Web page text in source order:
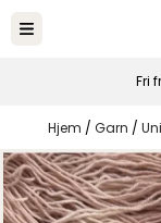
Hopp til innhold
Fri
Hjem / Garn /